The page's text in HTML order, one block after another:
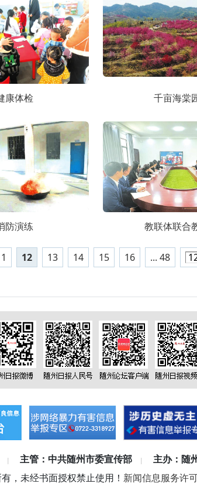
康体检 千亩海棠
防演练 教联体联合
12 13 14 15 16 ... 48
| 主管：中共随州市委宣传部 | 主办：随
，未经书面授权禁止使用！ 新闻信息服务许